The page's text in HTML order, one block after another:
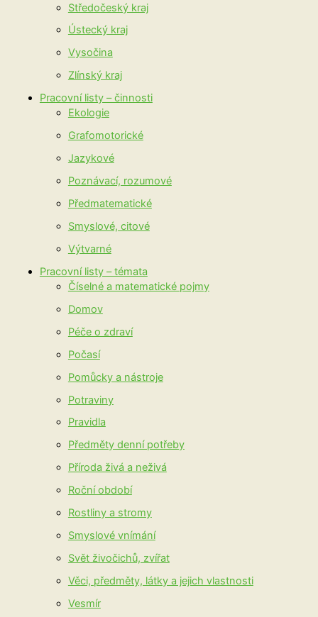
Středočeský kraj
Ústecký kraj
Vysočina
Zlínský kraj
Pracovní listy – činnosti
Ekologie
Grafomotorické
Jazykové
Poznávací, rozumové
Předmatematické
Smyslové, citové
Výtvarné
Pracovní listy – témata
Číselné a matematické pojmy
Domov
Péče o zdraví
Počasí
Pomůcky a nástroje
Potraviny
Pravidla
Předměty denní potřeby
Příroda živá a neživá
Roční období
Rostliny a stromy
Smyslové vnímání
Svět živočichů, zvířat
Věci, předměty, látky a jejich vlastnosti
Vesmír